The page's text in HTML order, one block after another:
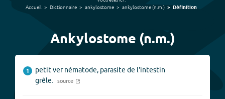
Accueil
Dictionnaire ankylostome ankylostome(n.m. ) Définition
Ankylostome (n.m.)
1
petit ver nématode, parasite de l'intestin
grêle.
source